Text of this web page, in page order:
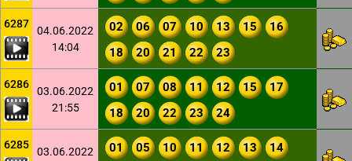
6287
04.06.2022
14:04
02 06 07 10 13 15
16
18
20 21 22 23
6286
03.06.2022
21:55
01 07 08 11 12 15
17
18
20 22 23 24
6285
03.06.2022
01 05 10 11 12 13
14